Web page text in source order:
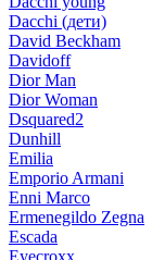
Dacchi (дети)
David Beckham
Davidoff
Dior Man
Dior Woman
Dsquared2
Dunhill
Emilia
Emporio Armani
Enni Marco
Ermenegildo Zegna
Escada
Eyecroxx